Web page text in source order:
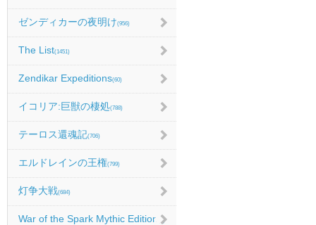
ゼンディカーの夜明け(956)
The List(1451)
Zendikar Expeditions(60)
イコリア:巨獣の棲処(788)
テーロス還魂記(706)
エルドレインの王権(799)
灯争大戦(684)
War of the Spark Mythic Edition (9)